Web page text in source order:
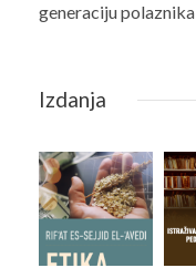
generaciju polaznika
Izdanja